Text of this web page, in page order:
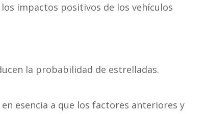
impactos positivos de los vehículos
la probabilidad de estrelladas.
esencia a que los factores anteriores y